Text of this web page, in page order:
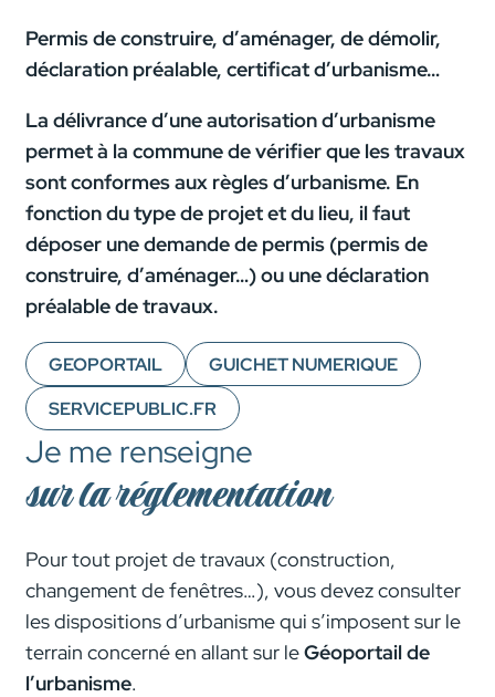
Permis de construire, d’aménager, de démolir,
déclaration préalable, certificat d’urbanisme…
La délivrance d’une autorisation d’urbanisme
permet à la commune de vérifier que les travaux
sont conformes aux règles d’urbanisme. En
fonction du type de projet et du lieu, il faut
déposer une demande de permis (permis de
construire, d’aménager…) ou une déclaration
préalable de travaux.
GEOPORTAIL
GUICHET NUMERIQUE
SERVICEPUBLIC.FR
Je me renseigne
sur la réglementation
Pour tout projet de travaux (construction,
changement de fenêtres…), vous devez consulter
les dispositions d’urbanisme qui s’imposent sur le
terrain concerné en allant sur leGéoportail de
l’urbanisme.